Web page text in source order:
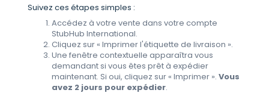
Suivez ces étapes simples :
Accédez à votre vente dans votre compte
StubHub International.
Cliquez sur « Imprimer l'étiquette de livraison ».
Une fenêtre contextuelle apparaîtra vous
demandant si vous êtes prêt à expédier
maintenant. Si oui, cliquez sur « Imprimer ». Vous
avez 2 jours pour expédier.